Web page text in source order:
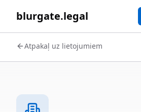
blurgate.legal
Atpakaļ uz lietojumiem